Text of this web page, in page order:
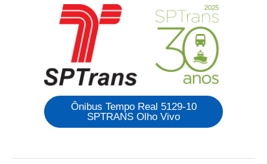
Ônibus Tempo Real 5129-10
SPTRANS Olho Vivo